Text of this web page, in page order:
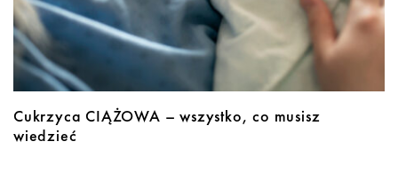
Cukrzyca CIĄŻOWA – wszystko, co musisz
wiedzieć